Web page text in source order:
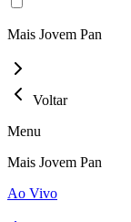
Mais Jovem Pan
Voltar
Menu
Mais Jovem Pan
Ao Vivo